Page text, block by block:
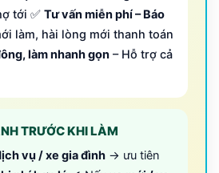
tới ✅ Tư vấn miễn phí – Báo
làm, hài lòng mới thanh toán
làm nhanh gọn – Hỗ trợ cả
TRƯỚC KHI LÀM
vụ / xe gia đình → ưu tiên